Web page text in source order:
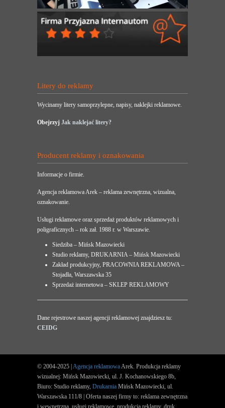
Litery do reklamy
Wycinamy litery samoprzylepne, napisy, naklejki reklamowe.
Obejrzyj Jak naklejać litery?
Producent reklamy i oznakowania
Informacje o firmie.
Agencja reklamowa Arek – reklama zewnętrzna, wizualna,
oznakowanie.
Usługi reklamowe oraz sprzedaż produktów reklamowych i
poligraficznych – rok zał. 1988 r. w Warszawie.
Siedziba – Mińsk Mazowiecki
Studio reklamy, DRUKARNIA – Mińsk Mazowiecki
Zakład produkcyjny, PRACOWNIA REKLAMOWA –
Stojadła, Warszawska 35
Sprzedaż internetowa – SKLEP REKLAMOWY
Dane rejestrowe naszej agencji reklamowej znajdziesz tu:
CEIDG
© 2004-2025 | Agencja reklamowaArek. Produkcja reklamy
wizualnej: Mińsk Mazowiecki, ul. J. Kochanowskiego 8b,
Biuro: Studio reklamy, Drukarnia Mińsk Mazowiecki, ul.
Warszawska 111/8 | Oferta naszej firmy to: reklama zewnętrzna
i wewnętrzna, usługi reklamowe, produkcja reklamy, druk.